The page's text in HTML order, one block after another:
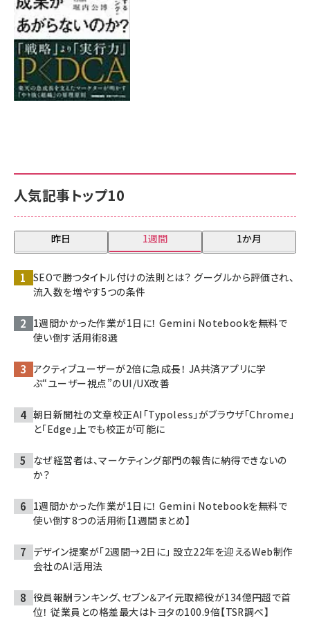
人気記事トップ10
昨日 1週間 1か月
SEOで勝つタイトル付けの法則とは？ グーグルから評価され、
流入数を増やす5つの条件
1週間かかった作業が1日に！ Gemini Notebookを無料で
使い倒す活用術8選
アクティブユーザーが2倍に急成長！ JA共済アプリに学
ぶ“ユーザー視点”のUI/UX改善
朝日新聞社の文章校正AI「Typoless」がブラウザ「Chrome」
と「Edge」上でも校正が可能に
なぜ経営者は、マーケティング部門の報告に納得できないの
か？
1週間かかった作業が1日に！ Gemini Notebookを無料で
使い倒す8つの活用術【1週間まとめ】
デザイン提案が「2週間→2日に」 設立22年を迎えるWeb制作
会社のAI活用法
役員報酬ランキング、セブン＆アイ元取締役が134億円超で首
位！ 従業員との格差最大はトヨタの100.9倍【TSR調べ】